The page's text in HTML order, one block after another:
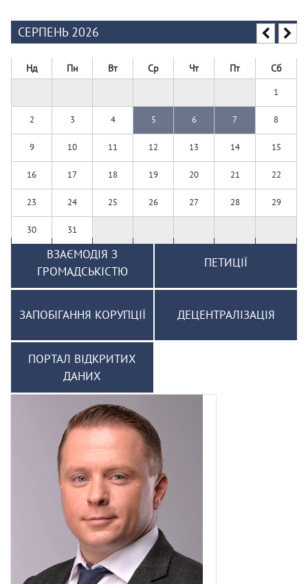
СЕРПЕНЬ 2026
Нд Пн Вт Ср Чт Пт Сб
1
2 3 4 5 6 7 8
9 10 11 12 13 14 15
16 17 18 19 20 21 22
23 24 25 26 27 28 29
30 31
ВЗАЄМОДІЯ З
ГРОМАДСЬКІСТЮ
ПЕТИЦІЇ
ЗАПОБІГАННЯ КОРУПЦІЇ ДЕЦЕНТРАЛІЗАЦІЯ
ПОРТАЛ ВІДКРИТИХ
ДАНИХ